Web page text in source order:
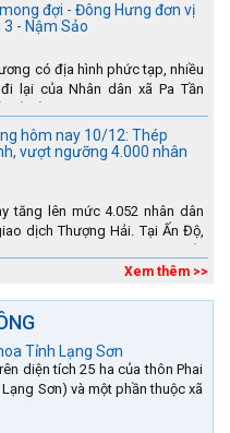
đợi - Đông Hưng đơn vị
- Nậm Sảo
có địa hình phức tạp, nhiều
lại của Nhân dân xã Pa Tần
hôm nay 10/12: Thép
vượt ngưỡng 4.000 nhân
tăng lên mức 4.052 nhân dân
dịch Thượng Hải. Tại Ấn Độ,
Xem thêm >>
Tỉnh Lạng Sơn
diện tích 25 ha của thôn Phai
Sơn) và một phần thuộc xã